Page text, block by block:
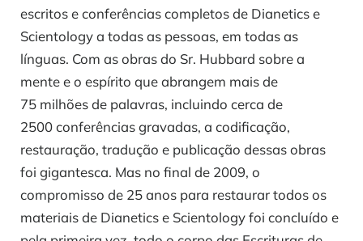
escritos e conferências completos de Dianetics e
Scientology a todas as pessoas, em todas as
línguas. Com as obras do Sr. Hubbard sobre a
mente e o espírito que abrangem mais de
75 milhões de palavras, incluindo cerca de
2500 conferências gravadas, a codificação,
restauração, tradução e publicação dessas obras
foi gigantesca. Mas no final de 2009, o
compromisso de 25 anos para restaurar todos os
materiais de Dianetics e Scientology foi concluído e